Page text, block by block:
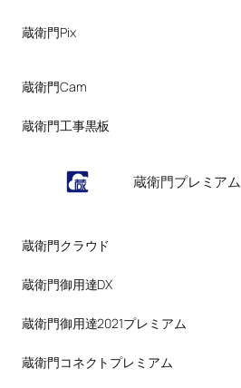
蔵衛門Pix
蔵衛門Cam
蔵衛門工事黒板
蔵衛門プレミアム
蔵衛門クラウド
蔵衛門御用達DX
蔵衛門御用達2021プレミアム
蔵衛門コネクトプレミアム